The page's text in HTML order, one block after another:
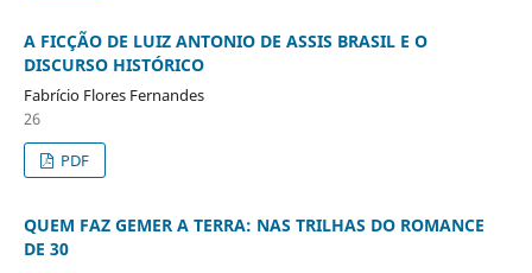
A FICÇÃO DE LUIZ ANTONIO DE ASSIS BRASIL E O
DISCURSO HISTÓRICO
Fabrício Flores Fernandes
26
PDF
QUEM FAZ GEMER A TERRA: NAS TRILHAS DO ROMANCE
DE 30